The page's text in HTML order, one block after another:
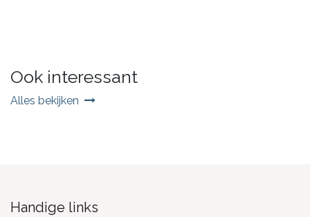
Ook interessant
Alles bekijken
Handige links